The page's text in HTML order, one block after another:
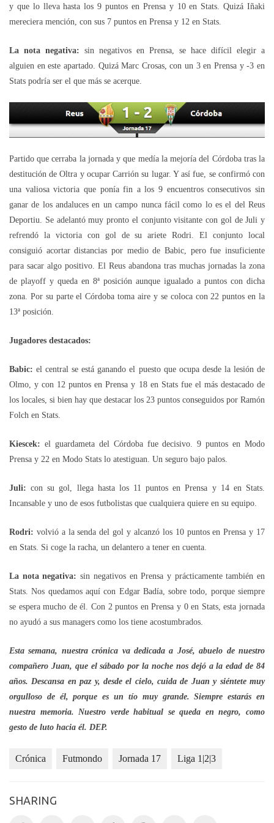
y que lo lleva hasta los 9 puntos en Prensa y 10 en Stats. Quizá Iñaki
mereciera mención, con sus 7 puntos en Prensa y 12 en Stats.
La nota negativa: sin negativos en Prensa, se hace difícil elegir a
alguien en este apartado. Quizá Marc Crosas, con un 3 en Prensa y -3 en
Stats podría ser el que más se acerque.
Partido que cerraba la jornada y que medía la mejoría del Córdoba tras la
destitución de Oltra y ocupar Carrión su lugar. Y así fue, se confirmó con
una valiosa victoria que ponía fin a los 9 encuentros consecutivos sin
ganar de los andaluces en un campo nunca fácil como lo es el del Reus
Deportiu. Se adelantó muy pronto el conjunto visitante con gol de Juli y
refrendó la victoria con gol de su ariete Rodri. El conjunto local
consiguió acortar distancias por medio de Babic, pero fue insuficiente
para sacar algo positivo. El Reus abandona tras muchas jornadas la zona
de playoff y queda en 8ª posición aunque igualado a puntos con dicha
zona. Por su parte el Córdoba toma aire y se coloca con 22 puntos en la
13ª posición.
Jugadores destacados:
Babic: el central se está ganando el puesto que ocupa desde la lesión de
Olmo, y con 12 puntos en Prensa y 18 en Stats fue el más destacado de
los locales, si bien hay que destacar los 23 puntos conseguidos por Ramón
Folch en Stats.
Kiescek: el guardameta del Córdoba fue decisivo. 9 puntos en Modo
Prensa y 22 en Modo Stats lo atestiguan. Un seguro bajo palos.
Juli: con su gol, llega hasta los 11 puntos en Prensa y 14 en Stats.
Incansable y uno de esos futbolistas que cualquiera quiere en su equipo.
Rodri: volvió a la senda del gol y alcanzó los 10 puntos en Prensa y 17
en Stats. Si coge la racha, un delantero a tener en cuenta.
La nota negativa: sin negativos en Prensa y prácticamente también en
Stats. Nos quedamos aquí con Edgar Badía, sobre todo, porque siempre
se espera mucho de él. Con 2 puntos en Prensa y 0 en Stats, esta jornada
no ayudó a sus managers como los tiene acostumbrados.
Esta semana, nuestra crónica va dedicada a José, abuelo de nuestro
compañero Juan, que el sábado por la noche nos dejó a la edad de 84
años. Descansa en paz y, desde el cielo, cuida de Juan y siéntete muy
orgulloso de él, porque es un tío muy grande. Siempre estarás en
nuestra memoria. Nuestro verde habitual se queda en negro, como
gesto de luto hacia él. DEP.
Crónica Futmondo Jornada 17 Liga 1|2|3
SHARING